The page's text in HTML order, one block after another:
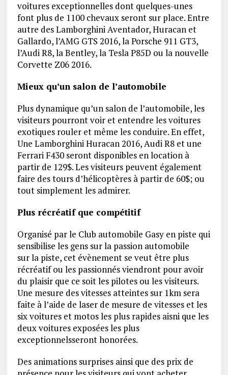
voitures exceptionnelles dont quelques-unes
font plus de 1100 chevaux seront sur place. Entre
autre des Lamborghini Aventador, Huracan et
Gallardo, l’AMG GTS 2016, la Porsche 911 GT3,
l’Audi R8, la Bentley, la Tesla P85D ou la nouvelle
Corvette Z06 2016.
Mieux qu’un salon de l’automobile
Plus dynamique qu’un salon de l’automobile, les
visiteurs pourront voir et entendre les voitures
exotiques rouler et même les conduire. En effet,
Une Lamborghini Huracan 2016, Audi R8 et une
Ferrari F430 seront disponibles en location à
partir de 129$. Les visiteurs peuvent également
faire des tours d’hélicoptères à partir de 60$; ou
tout simplement les admirer.
Plus récréatif que compétitif
Organisé par le Club automobile Gasy en piste qui
sensibilise les gens sur la passion automobile
sur la piste, cet évènement se veut être plus
récréatif ou les passionnés viendront pour avoir
du plaisir que ce soit les pilotes ou les visiteurs.
Une mesure des vitesses atteintes sur 1km sera
faite à l’aide de laser de mesure de vitesses et les
six voitures et motos les plus rapides aisni que les
deux voitures exposées les plus
exceptionnelsseront honorées.
Des animations surprises ainsi que des prix de